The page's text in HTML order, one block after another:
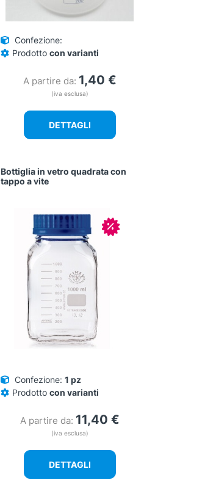
Confezione:
Prodottocon varianti
A partire da: 1,40 €
(iva esclusa)
DETTAGLI
Bottiglia in vetro quadrata con
tappo a vite
In offerta!
Confezione: 1 pz
Prodottocon varianti
A partire da: 11,40 €
(iva esclusa)
DETTAGLI